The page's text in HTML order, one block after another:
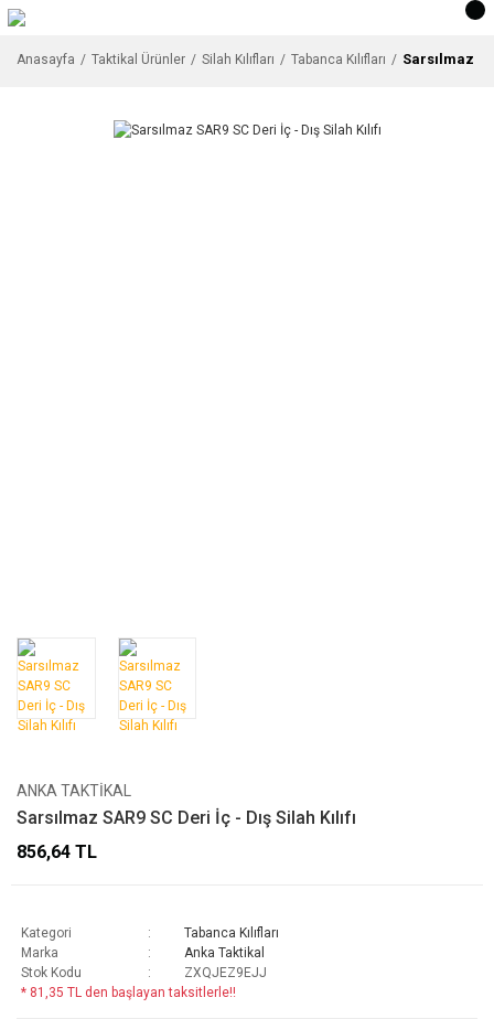
Anasayfa Taktikal Ürünler Silah Kılıfları Tabanca Kılıfları Sarsılmaz
ANKA TAKTIKAL
Sarsılmaz SAR9 SC Deri İç - Dış Silah Kılıfı
856,64 TL
Kategori
Tabanca Kılıfları
Marka
Anka Taktikal
Stok Kodu
ZXQJEZ9EJJ
* 81,35 TL den başlayan taksitlerle!!